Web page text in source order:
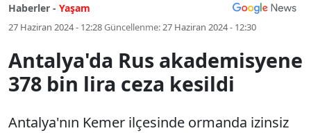
Haberler - Yaşam
27 Haziran 2024 - 12:28Güncellenme:27 Haziran 2024 - 12:30
Antalya'da Rus akademisyene
378 bin lira ceza kesildi
Antalya'nın Kemer ilçesinde ormanda izinsiz